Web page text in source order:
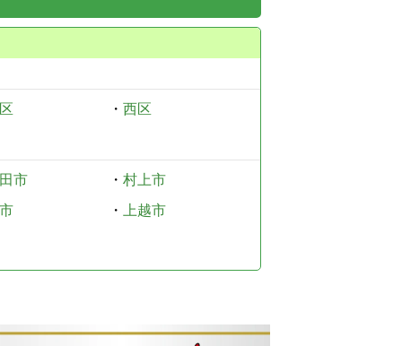
・ 西区
市 ・ 村上市
・ 上越市